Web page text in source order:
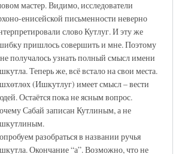
мастер. Видимо, исследователи
енисейской письменности неверно
слово Кутлуг. И эту же
пришлось совершить и мне. Поэтому
получалось узнать полный смысл имени
Теперь же, всё встало на свои места.
(Ишкутлуг) имеет смысл – вести
Остаётся пока не ясным вопрос.
Сабай записан Кутлиным, а не
разобраться в названии ручья
Окончание “а”. Возможно, что не